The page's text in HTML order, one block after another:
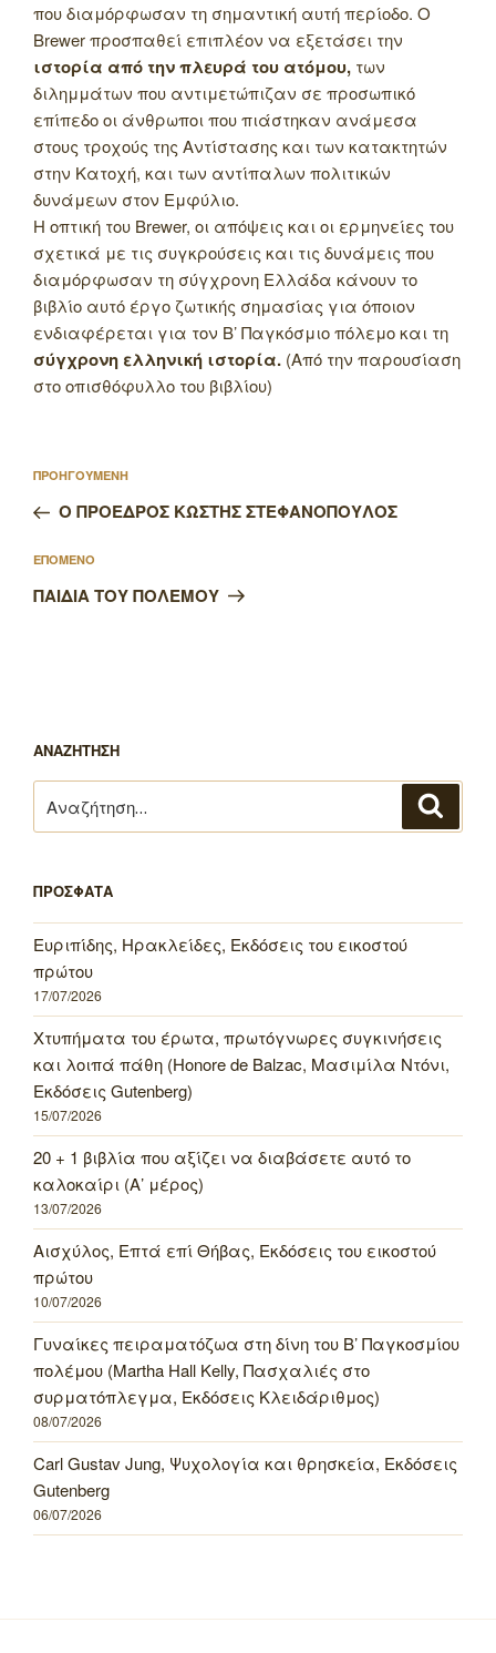
που διαμόρφωσαν τη σημαντική αυτή περίοδο. Ο
Brewer προσπαθεί επιπλέον να εξετάσει την
ιστορία από την πλευρά του ατόμου, των
διλημμάτων που αντιμετώπιζαν σε προσωπικό
επίπεδο οι άνθρωποι που πιάστηκαν ανάμεσα
στους τροχούς της Αντίστασης και των κατακτητών
στην Κατοχή, και των αντίπαλων πολιτικών
δυνάμεων στον Εμφύλιο.
Η οπτική του Brewer, οι απόψεις και οι ερμηνείες του
σχετικά με τις συγκρούσεις και τις δυνάμεις που
διαμόρφωσαν τη σύγχρονη Ελλάδα κάνουν το
βιβλίο αυτό έργο ζωτικής σημασίας για όποιον
ενδιαφέρεται για τον Β’ Παγκόσμιο πόλεμο και τη
σύγχρονη ελληνική ιστορία. (Από την παρουσίαση
στο οπισθόφυλλο του βιβλίου)
άρθρων
Προηγούμενο
άρθρο
ΠΡΟΗΓΟΥΜΕΝΗ
Ο ΠΡΟΕΔΡΟΣ ΚΩΣΤΗΣ ΣΤΕΦΑΝΟΠΟΥΛΟΣ
Επόμενο
άρθρο
ΕΠΟΜΕΝΟ
ΠΑΙΔΙΑ ΤΟΥ ΠΟΛΕΜΟΥ
ΑΝΑΖΗΤΗΣΗ
για:
ΠΡΟΣΦΑΤΑ
Ευριπίδης, Ηρακλείδες, Εκδόσεις του εικοστού
πρώτου
17/07/2026
Χτυπήματα του έρωτα, πρωτόγνωρες συγκινήσεις
και λοιπά πάθη (Honore de Balzac, Μασιμίλα Ντόνι,
Εκδόσεις Gutenberg)
15/07/2026
20 + 1 βιβλία που αξίζει να διαβάσετε αυτό το
καλοκαίρι (Α’ μέρος)
13/07/2026
Αισχύλος, Επτά επί Θήβας, Εκδόσεις του εικοστού
πρώτου
10/07/2026
Γυναίκες πειραματόζωα στη δίνη του Β’ Παγκοσμίου
πολέμου (Martha Hall Kelly, Πασχαλιές στο
συρματόπλεγμα, Εκδόσεις Κλειδάριθμος)
08/07/2026
Carl Gustav Jung, Ψυχολογία και θρησκεία, Εκδόσεις
Gutenberg
06/07/2026